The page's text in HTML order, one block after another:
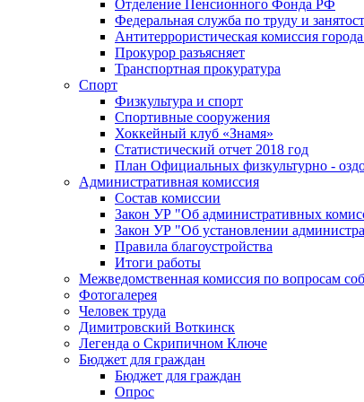
Отделение Пенсионного Фонда РФ
Федеральная служба по труду и
Антитеррористическая комиссия
Прокурор разъясняет
Транспортная прокуратура
Спорт
Физкультура и спорт
Спортивные сооружения
Хоккейный клуб «Знамя»
Статистический отчет 2018 год
План Официальных физкультурно -
Административная комиссия
Состав комиссии
Закон УР "Об административных
Закон УР "Об установлении
Правила благоустройства
Итоги работы
Межведомственная комиссия по вопросам
Фотогалерея
Человек труда
Димитровский Воткинск
Легенда о Скрипичном Ключе
Бюджет для граждан
Бюджет для граждан
Опрос